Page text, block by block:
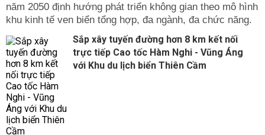
năm 2050 định hướng phát triển không gian theo mô hình
khu kinh tế ven biển tổng hợp, đa ngành, đa chức năng.
Sắp xây tuyến đường hơn 8 km kết nối
trực tiếp Cao tốc Hàm Nghi - Vũng Áng
với Khu du lịch biển Thiên Cầm